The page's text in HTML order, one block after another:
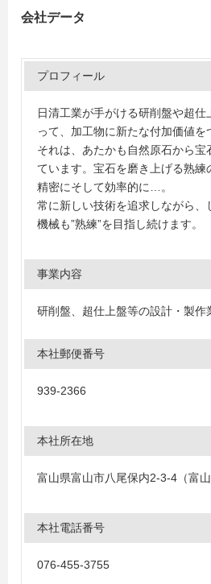
会社データ
プロフィール
日清工業が手がける研削盤や超仕
って、加工物に新たな付加価値を
それは、あたかも自然原石から宝
ています。宝石を磨き上げる熟練
精密にそして効率的に…。
常に新しい技術を追求しながら、
機械も”熟練”を目指し続けます。
事業内容
研削盤、超仕上盤等の設計・製作
本社郵便番号
939-2366
本社所在地
富山県富山市八尾保内2-3-4（富山
本社電話番号
076-455-3755